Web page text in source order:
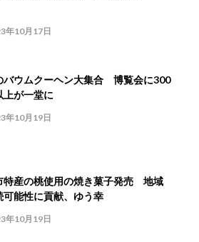
年10月17日
バウムクーヘン大集合 博覧会に300
上が一堂に
年10月19日
特産の桃使用の焼き菓子発売 地域
可能性に貢献、ゆう幸
年10月19日